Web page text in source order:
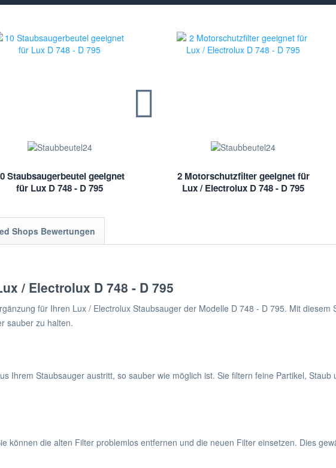
Staubsaugerbeutel geeignet
für Lux D 748 - D 795
2 Motorschutzfilter geeignet für
Lux / Electrolux D 748 - D 795
Shops Bewertungen
/ Electrolux D 748 - D 795
für Ihren Lux / Electrolux Staubsauger der Modelle D 748 - D 795. Mit
sauber zu halten.
Ihrem Staubsauger austritt, so sauber wie möglich ist. Sie filtern feine Partikel,
können die alten Filter problemlos entfernen und die neuen Filter einsetzen. Dies